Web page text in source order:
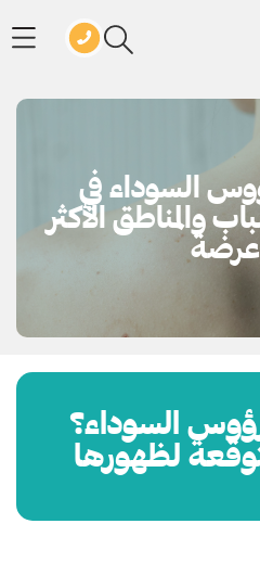
السوداء في
والمناطق الأكثر
عرضة
السوداء؟
لظهورها